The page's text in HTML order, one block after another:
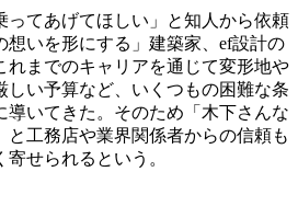
ってあげてほしい」と知人から依頼
想いを形にする」建築家、ef設計の
れまでのキャリアを通じて変形地や
しい予算など、いくつもの困難な条
導いてきた。そのため「木下さんな
と工務店や業界関係者からの信頼も
せられるという。